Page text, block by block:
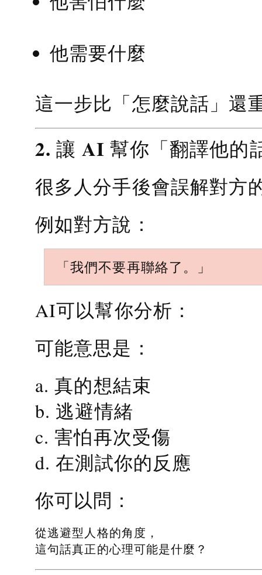
他需要什麼
這一步比「怎麼說話」還
2. 讓 AI 幫你「翻譯他的
很多人分手後會誤解對方
例如對方說：
「我們不要再聯絡了。」
AI可以幫你分析：
可能意思是：
a. 真的想結束
b. 逃避情緒
c. 害怕再次受傷
d. 在測試你的反應
你可以問：
從逃避型人格的角度，
這句話真正的心理可能是什麼？